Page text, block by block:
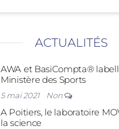
ACTUALITÉS
AWA et BasiCompta®
Ministère des Sports
5 mai 2021 Non
A Poitiers, le laboratoire
la science